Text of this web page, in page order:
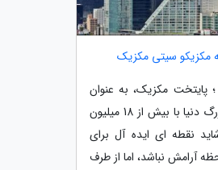
مکزیکو سیتی مکزیک
پایتخت مکزیک، به عنوان
دومین شهر بزرگ دنیا با بیش از 18 میلیون
نقطه ای ایده آل برای
آرامش نباشد، اما از طرف